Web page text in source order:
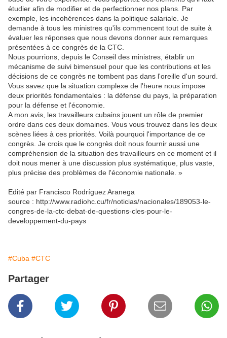
étudier afin de modifier et de perfectionner nos plans. Par
exemple, les incohérences dans la politique salariale. Je
demande à tous les ministres qu'ils commencent tout de suite à
évaluer les réponses que nous devons donner aux remarques
présentées à ce congrès de la CTC.
Nous pourrions, depuis le Conseil des ministres, établir un
mécanisme de suivi bimensuel pour que les contributions et les
décisions de ce congrès ne tombent pas dans l'oreille d'un sourd.
Vous savez que la situation complexe de l'heure nous impose
deux priorités fondamentales : la défense du pays, la préparation
pour la défense et l'économie.
A mon avis, les travailleurs cubains jouent un rôle de premier
ordre dans ces deux domaines. Vous vous trouvez dans les deux
scènes liées à ces priorités. Voilà pourquoi l'importance de ce
congrès. Je crois que le congrès doit nous fournir aussi une
compréhension de la situation des travailleurs en ce moment et il
doit nous mener à une discussion plus systématique, plus vaste,
plus précise des problèmes de l'économie nationale. »
Edité par Francisco Rodríguez Aranega
source : http://www.radiohc.cu/fr/noticias/nacionales/189053-le-
congres-de-la-ctc-debat-de-questions-cles-pour-le-
developpement-du-pays
#Cuba #CTC
Partager